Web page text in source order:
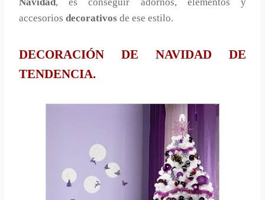
accesorios decorativos de ese estilo.
DECORACIÓN DE NAVIDAD DE
TENDENCIA.